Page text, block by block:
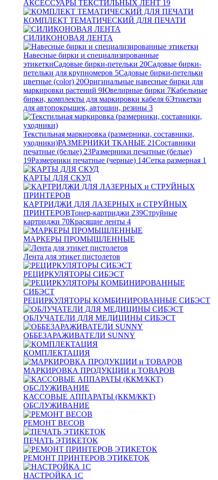
АКСЕССУАРЫ ТЕКСТИЛЬНЫХ ЛЕНТ 19
КОМПЛЕКТ ТЕМАТИЧЕСКИЙ ДЛЯ ПЕЧАТИ
СИЛИКОНОВАЯ ЛЕНТА
Навесные бирки и специализированные
этикеткиСадовые бирки-петельки 20Садовые бирки-
петельки для крупномеров 5Садовые бирки-петельки
цветные (color) 20Оригинальные навесные бирки для
маркировки растений 9Ювелирные бирки 7Кабельные
бирки, комплекты для маркировки кабеля 6Этикетки
для автопокрышек, автошин, резины 3
Текстильная маркировка (размерники, составники,
уходники)РАЗМЕРНИКИ ТКАНЫЕ 21Составники
печатные (белые) 23Размерники печатные (белые)
19Размерники печатные (черные) 14Сетка размерная 1
КАРТЫ ДЛЯ СКУД
КАРТРИДЖИ ДЛЯ ЛАЗЕРНЫХ и СТРУЙНЫХ
ПРИНТЕРОВТонер-картриджи 239Струйные
картриджи 70Красящие ленты 4
МАРКЕРЫ ПРОМЫШЛЕННЫЕ
Лента для этикет пистолетов
РЕЦИРКУЛЯТОРЫ СИБЭСТ
РЕЦИРКУЛЯТОРЫ КОМБИНИРОВАННЫЕ СИБЭСТ
ОБЛУЧАТЕЛИ ДЛЯ МЕДИЦИНЫ СИБЭСТ
ОББЕЗАРАЖИВАТЕЛИ SUNNY
КОМПЛЕКТАЦИЯ
МАРКИРОВКА ПРОДУКЦИИ и ТОВАРОВ
КАССОВЫЕ АППАРАТЫ (ККМ/ККТ)
ОБСЛУЖИВАНИЕ
РЕМОНТ ВЕСОВ
ПЕЧАТЬ ЭТИКЕТОК
РЕМОНТ ПРИНТЕРОВ ЭТИКЕТОК
НАСТРОЙКА 1С